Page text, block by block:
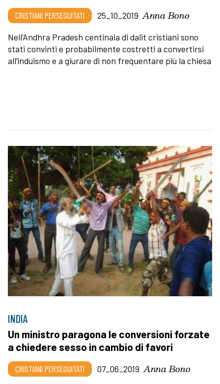
CRISTIANI PERSEGUITATI 25_10_2019 Anna Bono
Nell’Andhra Pradesh centinaia di dalit cristiani sono
stati convinti e probabilmente costretti a convertirsi
all’induismo e a giurare di non frequentare più la chiesa
INDIA
Un ministro paragona le conversioni forzate
a chiedere sesso in cambio di favori
CRISTIANI PERSEGUITATI 07_06_2019 Anna Bono